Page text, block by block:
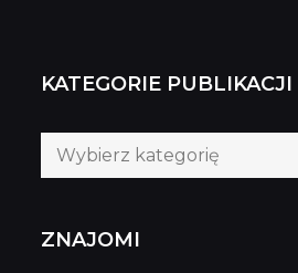
KATEGORIE PUBLIKACJI
Kategorie
publikacji
ZNAJOMI